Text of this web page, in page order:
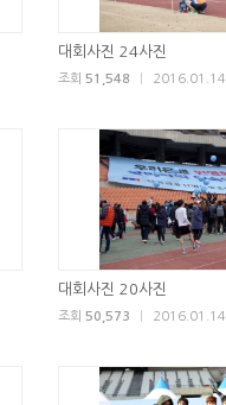
대회사진 24사진
조회 51,548 2016.01.14
대회사진 20사진
조회 50,573 2016.01.14